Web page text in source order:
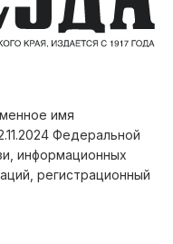
имя
Федеральной
информационных
регистрационный